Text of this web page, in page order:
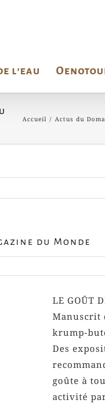
l’eau
Accueil / Actus du
du Monde
LE GOÛT
Manuscrit
krump-
Des
goûte à
activité